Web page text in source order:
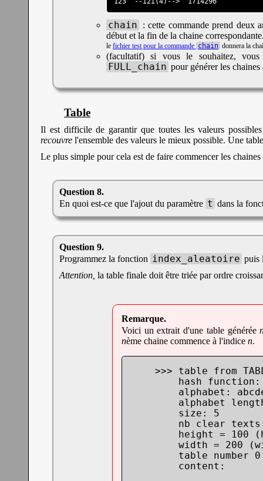
chain
: cette commande prend deux
début et la fin de la chaine
le fichier test pour la commande chain donnera la
(facultatif) si vous le souhaitez,
FULL_chain pour générer les
Table
Il est difficile de garantir que toutes les valeurs
recouvre l'ensemble des valeurs le mieux possible. Une
Le plus simple pour cela est de faire commencer les
En quoi est-ce que l'ajout du paramètre t dans la
Programmez la fonction index_aleatoire puis
Attention, la table finale doit être triée par ordre
Voici un extrait d'une table générée
nème chaine commence à l'indice n.
>>> table from
hash
alphabet:
alphabet
        size: 5
nb clear
height = 100
width = 200
table number 0
        content: